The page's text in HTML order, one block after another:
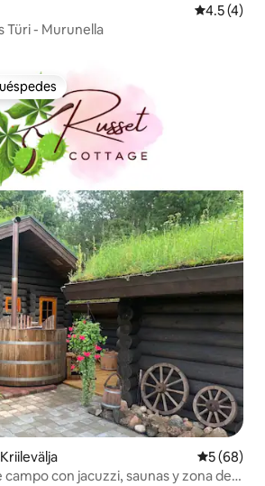
4.5 (4)
Türi - Murunella
entre huéspedes
5 (68)
con jacuzzi, saunas y zona de